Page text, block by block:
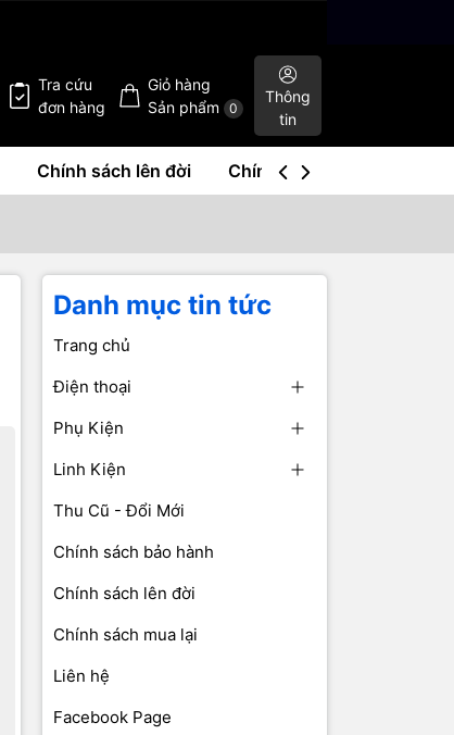
Tra cứu
đơn hàng
Giỏ hàng
Sản phẩm
0
Thông
tin
Chính sách lên đời Chính sách mua lại
Danh mục tin tức
Trang chủ
Điện thoại
Phụ Kiện
Linh Kiện
Thu Cũ - Đổi Mới
Chính sách bảo hành
Chính sách lên đời
Chính sách mua lại
Liên hệ
Facebook Page